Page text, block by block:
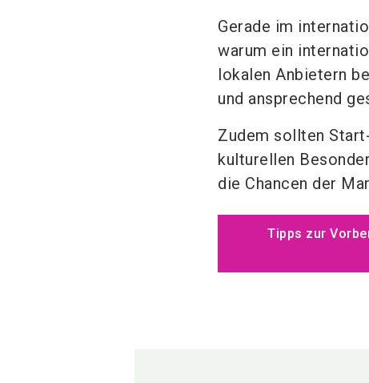
Gerade im
warum ein
lokalen Anbietern
und ansprechend
Zudem sollten
kulturellen
die Chancen der
Tipps zur